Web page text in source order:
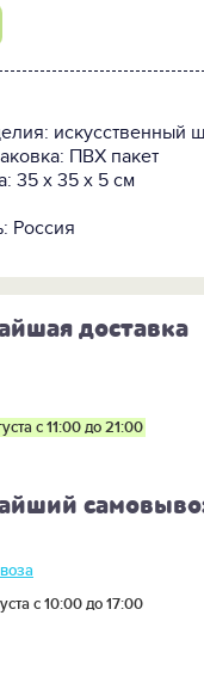
искусственный
ПВХ пакет
35 х 35 х 5 см
Россия
доставка
с 11:00 до 21:00
с 10:00 до 17:00